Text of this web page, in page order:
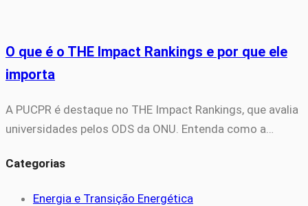
O que é o THE Impact Rankings e por que ele
importa
A PUCPR é destaque no THE Impact Rankings, que avalia
universidades pelos ODS da ONU. Entenda como a…
Categorias
Energia e Transição Energética